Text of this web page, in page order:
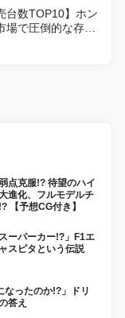
台数TOP10】ホン
で圧倒的な存在
点克服!? 待望のハイ
進化、フルモデルチ
【予想CG付き】
ーパーカー!?」F1エ
スピタという伝説
なったのか!?」ドリ
答え